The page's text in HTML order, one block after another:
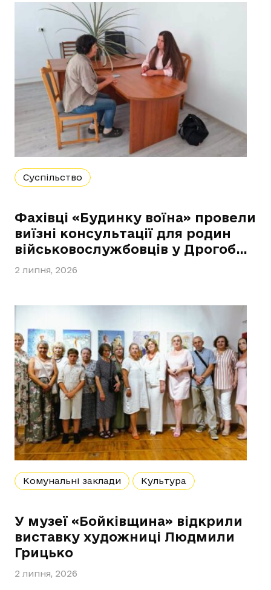
Суспільство
Фахівці «Будинку воїна» провели
виїзні консультації для родин
військовослужбовців у Дрогоб…
2 липня, 2026
Комунальні заклади Культура
У музеї «Бойківщина» відкрили
виставку художниці Людмили
Грицько
2 липня, 2026